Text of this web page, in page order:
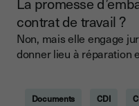
contrat de travail ?
Non, mais elle engage
donner lieu à réparation
Documents CDI